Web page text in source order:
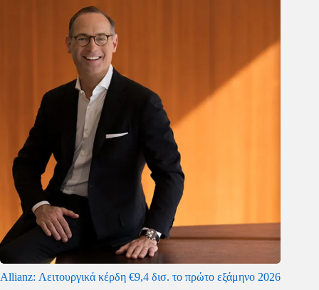
Allianz: Λειτουργικά κέρδη €9,4 δισ. το πρώτο εξάμηνο 2026